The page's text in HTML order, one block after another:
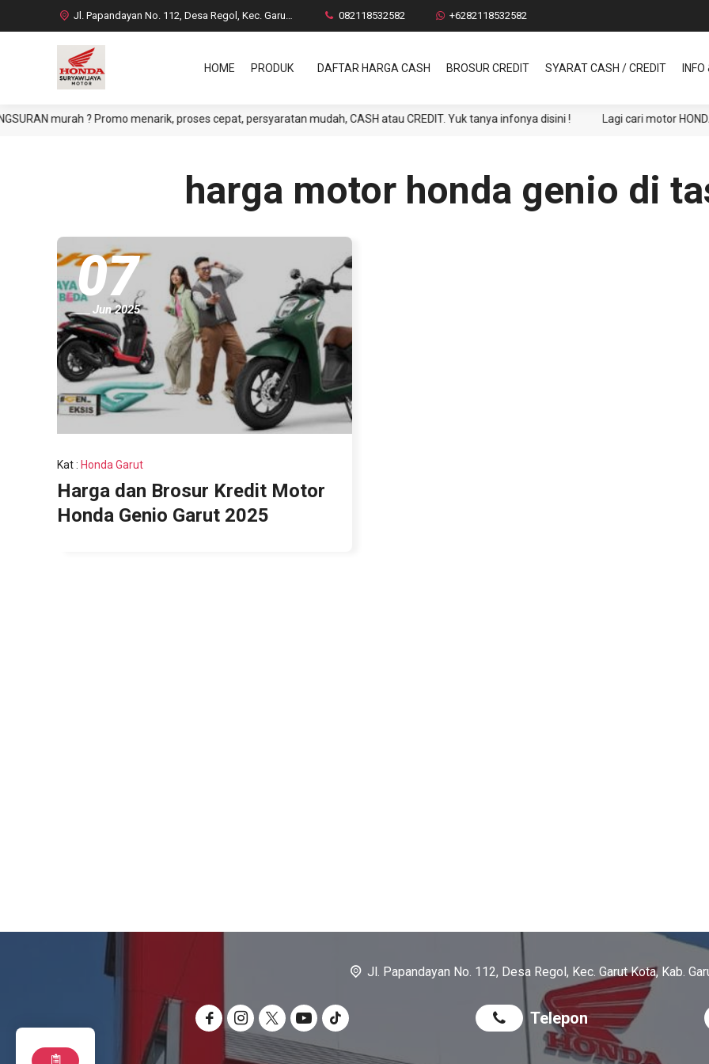
Jl. Papandayan No. 112, Desa Regol, Kec. Garut Kota, Kab. Garut 082118532582 +6282118532582
HOME PRODUK DAFTAR HARGA CASH BROSUR CREDIT SYARAT CASH / CREDIT
murah ? Promo menarik, proses cepat, persyaratan mudah, CASH atau CREDIT. Yuk tanya infonya disini ! Lagi cari motor HONDA
harga motor honda genio di
07
Jun 2025
Kat: Honda Garut
Harga dan Brosur Kredit Motor
Honda Genio Garut 2025
Jl. Papandayan No. 112, Desa Regol, Kec. Garut Kota, Kab.
Telepon